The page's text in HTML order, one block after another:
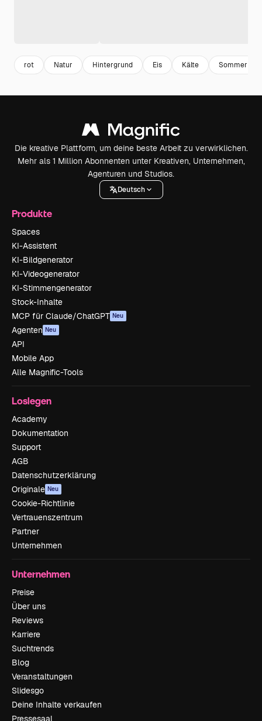
rot Natur Hintergrund Eis Kälte Sommer
Die kreative Plattform, um deine beste Arbeit zu verwirklichen.
Mehr als 1 Million Abonnenten unter Kreativen, Unternehmen,
Agenturen und Studios.
Deutsch
Produkte
Spaces
KI-Assistent
KI-Bildgenerator
KI-Videogenerator
KI-Stimmengenerator
Stock-Inhalte
MCP für Claude/ChatGPT Neu
Agenten Neu
API
Mobile App
Alle Magnific-Tools
Loslegen
Academy
Dokumentation
Support
AGB
Datenschutzerklärung
Originale Neu
Cookie-Richtlinie
Vertrauenszentrum
Partner
Unternehmen
Unternehmen
Preise
Über uns
Reviews
Karriere
Suchtrends
Blog
Veranstaltungen
Slidesgo
Deine Inhalte verkaufen
Pressesaal